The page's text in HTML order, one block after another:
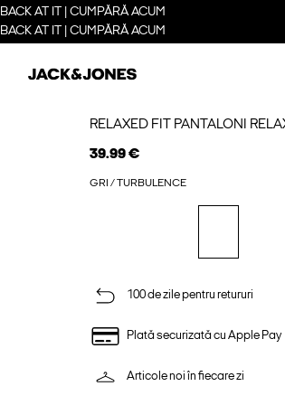
BACK AT IT | CUMPĂRĂ ACUM
BACK AT IT | CUMPĂRĂ ACUM
RELAXED FIT PANTALONI
39.99 €
GRI / TURBULENCE
100 de zile pentru retururi
Plată securizată cu Apple Pay
Articole noi în fiecare zi